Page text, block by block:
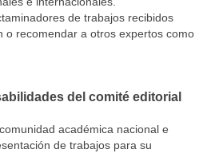
de trabajos recibidos
o recomendar a otros expertos como
del comité editorial
académica nacional e
de trabajos para su